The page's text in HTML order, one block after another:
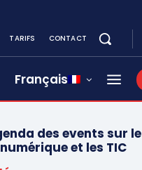
TARIFS CONTACT
Français
des events sur le
numérique et les TIC